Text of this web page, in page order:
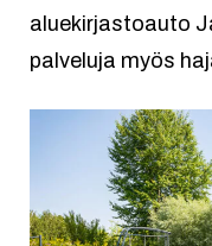
aluekirjastoauto
palveluja myös